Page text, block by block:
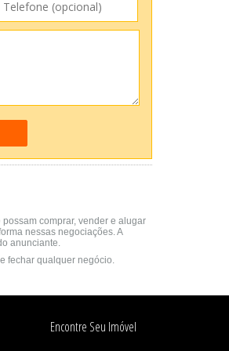
comprar, vender e alugar
nessas negociações. A
anunciante.
fechar qualquer negócio.
Encontre Seu Imóvel